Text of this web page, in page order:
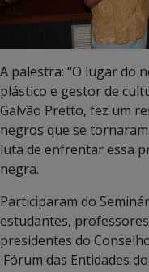
A palestra: “O lugar do
plástico e gestor de
Galvão Pretto, fez um
negros que se
luta de enfrentar essa
negra.
Participaram do
estudantes,
presidentes do
Fórum das Entidades